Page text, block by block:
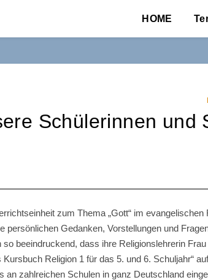
HOME
Schülerinnen und
zum Thema „Gott“ im
persönlichen Gedanken, Vorstellungen und
beeindruckend, dass ihre Religionslehrerin
Kursbuch Religion 1 für das 5. und 6. Schuljahr“
an zahlreichen Schulen in ganz Deutschland